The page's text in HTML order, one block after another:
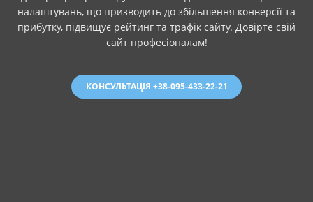
налаштувань, що призводить до збільшення конверсії та
прибутку, підвищує рейтинг та трафік сайту. Довірте свій
сайт професіоналам!
КОНСУЛЬТАЦІЯ +38-095-433-22-21